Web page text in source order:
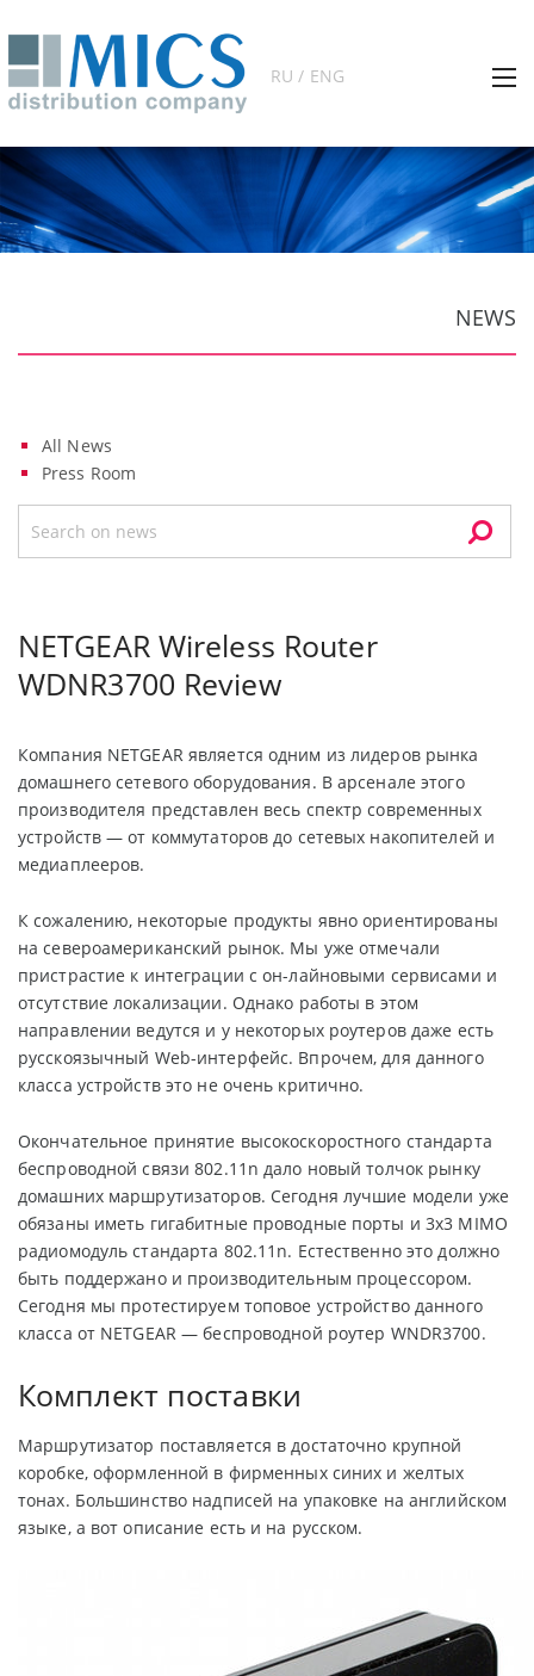
RU / ENG
NEWS
All News
Press Room
NETGEAR Wireless Router
WDNR3700 Review
Компания NETGEAR является одним из лидеров рынка
домашнего сетевого оборудования. В арсенале этого
производителя представлен весь спектр современных
устройств — от коммутаторов до сетевых накопителей и
медиаплееров.
К сожалению, некоторые продукты явно ориентированы
на североамериканский рынок. Мы уже отмечали
пристрастие к интеграции с он-лайновыми сервисами и
отсутствие локализации. Однако работы в этом
направлении ведутся и у некоторых роутеров даже есть
русскоязычный Web-интерфейс. Впрочем, для данного
класса устройств это не очень критично.
Окончательное принятие высокоскоростного стандарта
беспроводной связи 802.11n дало новый толчок рынку
домашних маршрутизаторов. Сегодня лучшие модели уже
обязаны иметь гигабитные проводные порты и 3x3 MIMO
радиомодуль стандарта 802.11n. Естественно это должно
быть поддержано и производительным процессором.
Сегодня мы протестируем топовое устройство данного
класса от NETGEAR — беспроводной роутер WNDR3700.
Комплект поставки
Маршрутизатор поставляется в достаточно крупной
коробке, оформленной в фирменных синих и желтых
тонах. Большинство надписей на упаковке на английском
языке, а вот описание есть и на русском.